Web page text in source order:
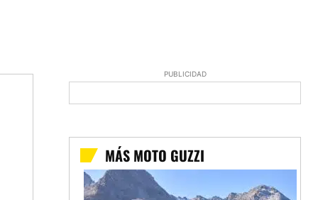
PUBLICIDAD
MÁS MOTO GUZZI